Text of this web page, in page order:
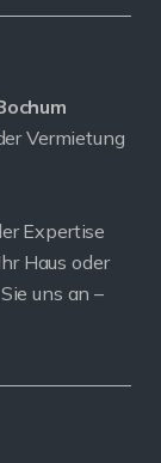
Vermietung
Expertise
Haus oder
uns an –